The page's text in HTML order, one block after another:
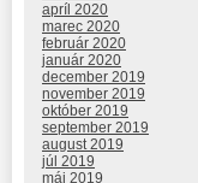
apríl 2020
marec 2020
február 2020
január 2020
december 2019
november 2019
október 2019
september 2019
august 2019
júl 2019
máj 2019